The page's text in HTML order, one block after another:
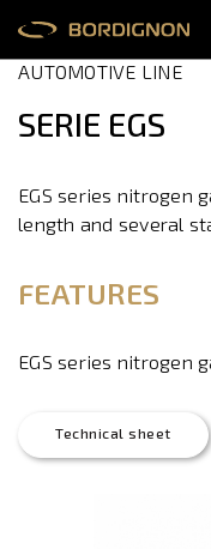
AUTOMOTIVE LINE
SERIE EGS
EGS series nitrogen
length and several
FEATURES
EGS series nitrogen
Technical sheet